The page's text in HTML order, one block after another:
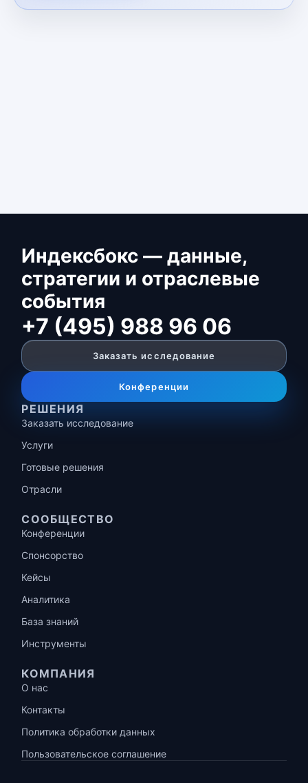
Индексбокс — данные,
стратегии и отраслевые
события
+7 (495) 988 96 06
Заказать исследование
Конференции
РЕШЕНИЯ
Заказать исследование
Услуги
Готовые решения
Отрасли
СООБЩЕСТВО
Конференции
Спонсорство
Кейсы
Аналитика
База знаний
Инструменты
КОМПАНИЯ
О нас
Контакты
Политика обработки данных
Пользовательское соглашение